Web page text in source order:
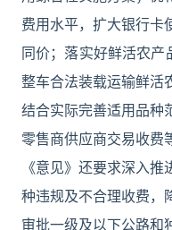
费用水平，扩大银行卡
同价；落实好鲜活农产
整车合法装载运输鲜活
结合实际完善适用品种
零售商供应商交易收费
《意见》还要求深入
种违规及不合理收费，
审批一级及以下公路和